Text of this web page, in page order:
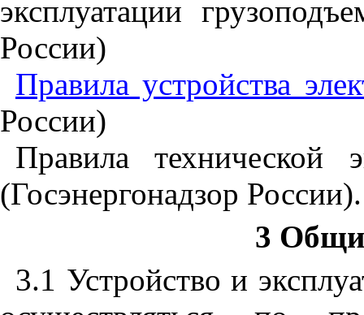
эксплуатации
России)
Правила устройства
России)
Правила технической
(Госэнергонадзор России).
3
3.1 Устройство и